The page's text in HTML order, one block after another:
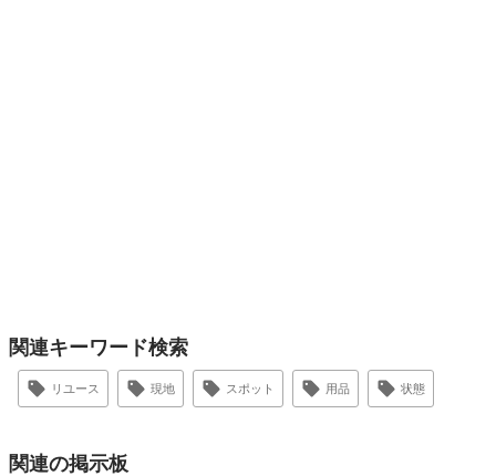
関連キーワード検索
リユース 現地 スポット 用品 状態
関連の掲示板